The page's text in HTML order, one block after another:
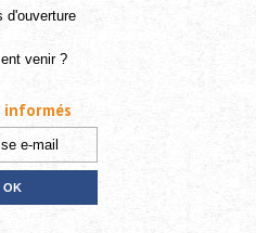
d'ouverture
venir ?
informés